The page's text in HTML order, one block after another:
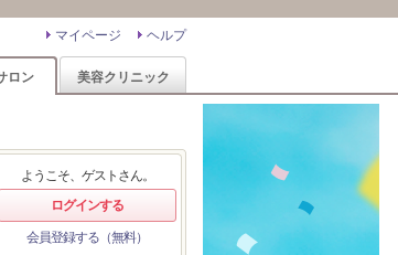
ヘルプ
マイページ
ロン 美容クリニック
ようこそ、ゲストさん。
ログインする
会員登録する（無料）